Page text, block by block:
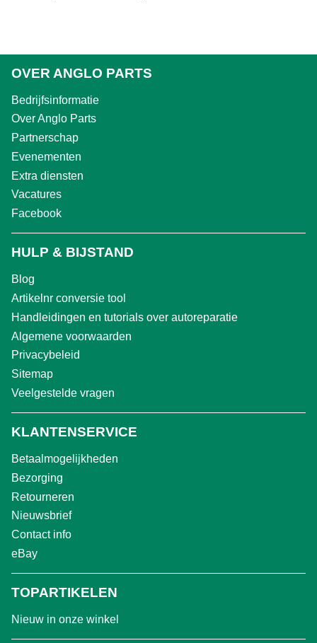
OVER ANGLO PARTS
Bedrijfsinformatie
Over Anglo Parts
Partnerschap
Evenementen
Extra diensten
Vacatures
Facebook
HULP & BIJSTAND
Blog
Artikelnr conversie tool
Handleidingen en tutorials over autoreparatie
Algemene voorwaarden
Privacybeleid
Sitemap
Veelgestelde vragen
KLANTENSERVICE
Betaalmogelijkheden
Bezorging
Retourneren
Nieuwsbrief
Contact info
eBay
TOPARTIKELEN
Nieuw in onze winkel